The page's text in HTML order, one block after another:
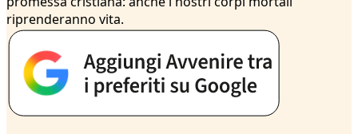
riprenderanno vita.